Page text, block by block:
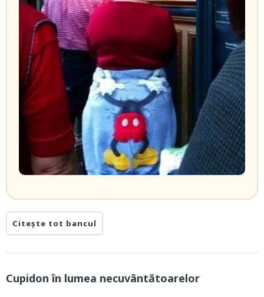
Citește tot bancul
Cupidon în lumea necuvântătoarelor